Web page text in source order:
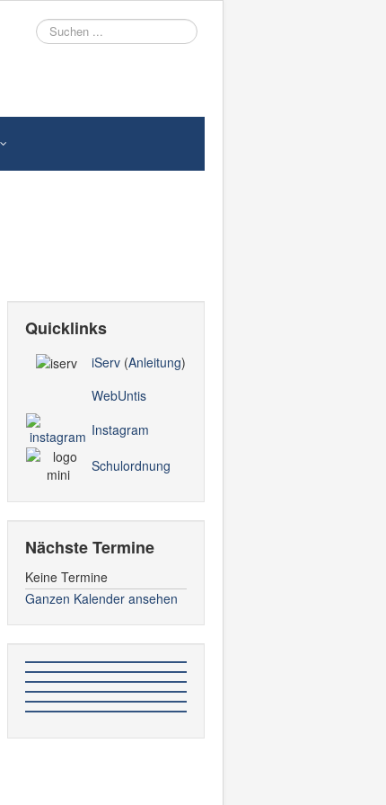
Suche
Quicklinks
iServ (Anleitung)
WebUntis
Instagram
Schulordnung
Nächste Termine
Keine Termine
Ganzen Kalender ansehen